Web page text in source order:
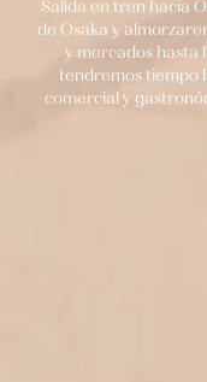
Salida en tren hacia
de Osaka y
y mercados hasta
tendremos tiempo
comercial y